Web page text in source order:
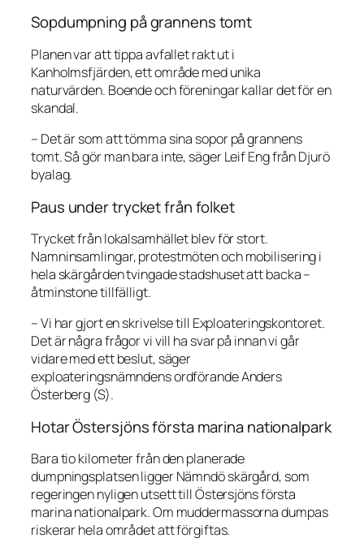
Sopdumpning på grannens tomt
Planen var att tippa avfallet rakt ut i
Kanholmsfjärden, ett område med unika
naturvärden. Boende och föreningar kallar det för en
skandal.
– Det är som att tömma sina sopor på grannens
tomt. Så gör man bara inte, säger Leif Eng från Djurö
byalag.
Paus under trycket från folket
Trycket från lokalsamhället blev för stort.
Namninsamlingar, protestmöten och mobilisering i
hela skärgården tvingade stadshuset att backa –
åtminstone tillfälligt.
– Vi har gjort en skrivelse till Exploateringskontoret.
Det är några frågor vi vill ha svar på innan vi går
vidare med ett beslut, säger
exploateringsnämndens ordförande Anders
Österberg (S).
Hotar Östersjöns första marina nationalpark
Bara tio kilometer från den planerade
dumpningsplatsen ligger Nämndö skärgård, som
regeringen nyligen utsett till Östersjöns första
marina nationalpark. Om muddermassorna dumpas
riskerar hela området att förgiftas.